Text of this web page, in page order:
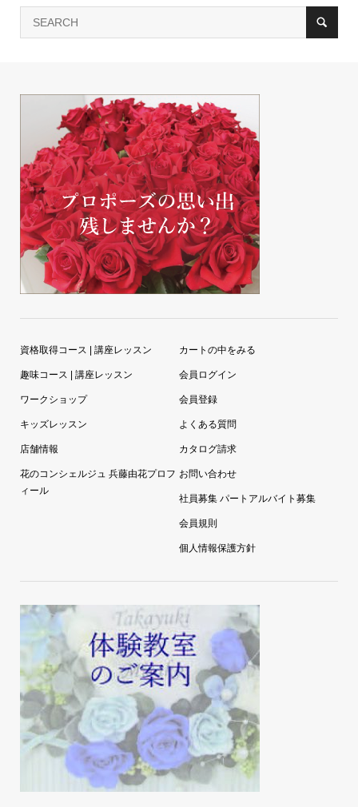
資格取得コース | 講座レッスン
趣味コース | 講座レッスン
ワークショップ
キッズレッスン
店舗情報
花のコンシェルジュ 兵藤由花プロフ
カートの中をみる
会員ログイン
よくある質問
カタログ請求
お問い合わせ
社員募集 パートアルバイト募集
会員規則